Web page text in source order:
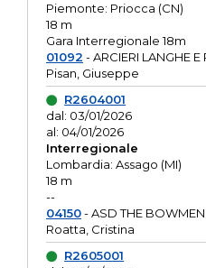
Piemonte: Priocca (CN)
18 m
Gara Interregionale 18m
01092 - ARCIERI LANGHE E
Pisan, Giuseppe
R2604001
dal: 03/01/2026
al: 04/01/2026
Interregionale
Lombardia: Assago (MI)
18 m
--
04150- ASD THE BOWMEN
Roatta, Cristina
R2605001